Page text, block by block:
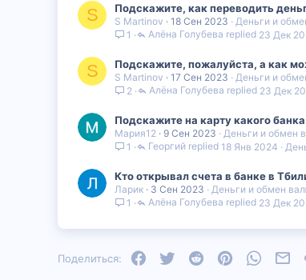
S Подскажите, как переводить
S Martinov 18 Сен 2023
Деньги и
1
23 Дек
Алëна Голубева
S Подскажите, пожалуйста, а как
S Martinov 17 Сен 2023
Деньги и
2
23 Дек
Алëна Голубева
Подскажите на карту какого
Мария12 9 Сен 2023
Деньги и обмен
1
18 Янв 2024
Георгий
Кто открывал счета в банке в
Ларик 3 Сен 2023
Деньги и обмен
1
23 Дек
Алëна Голубева
Поделиться: Facebook
Twitter Reddit Pinterest